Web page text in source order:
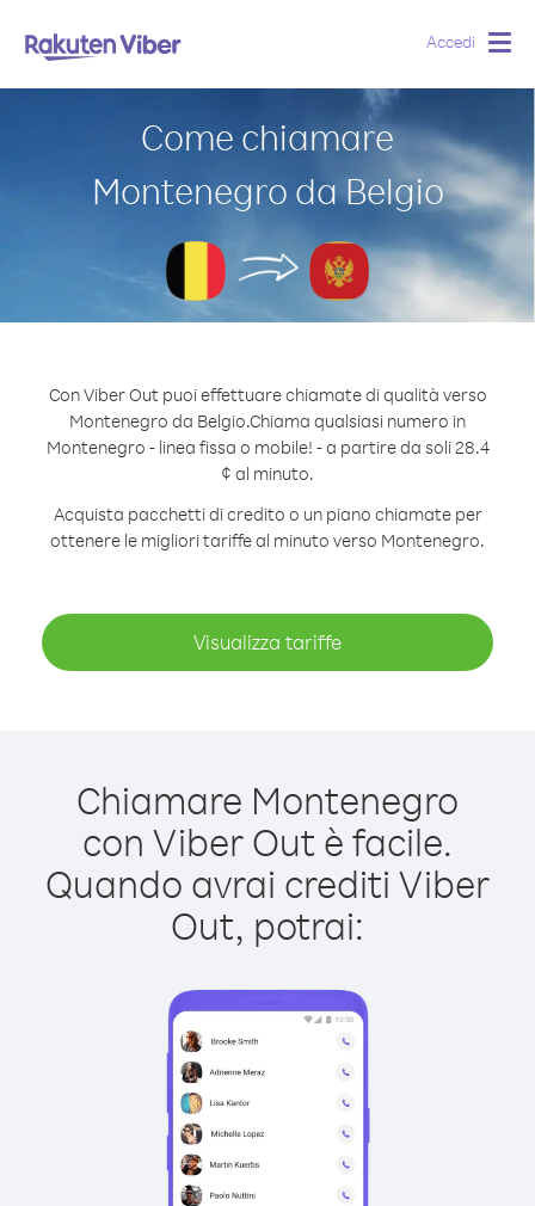
Accedi
Come chiamare
Montenegro da Belgio
Con Viber Out puoi effettuare chiamate di qualità verso
Montenegro da Belgio.Chiama qualsiasi numero in
Montenegro - linea fissa o mobile! - a partire da soli 28.4
¢ al minuto.
Acquista pacchetti di credito o un piano chiamate per
ottenere le migliori tariffe al minuto verso Montenegro.
Visualizza tariffe
Chiamare Montenegro
con Viber Out è facile.
Quando avrai crediti Viber
Out, potrai: